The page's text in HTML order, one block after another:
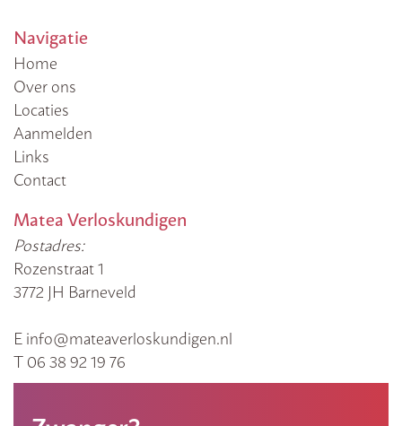
Navigatie
Home
Over ons
Locaties
Aanmelden
Links
Contact
Matea Verloskundigen
Postadres:
Rozenstraat 1
3772 JH Barneveld
E info@mateaverloskundigen.nl
T 06 38 92 19 76